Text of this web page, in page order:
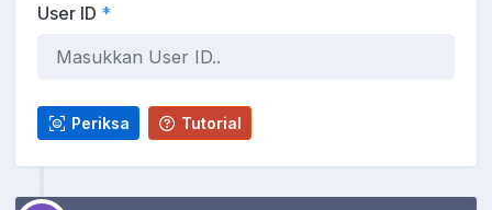
User ID *
Periksa Tutorial